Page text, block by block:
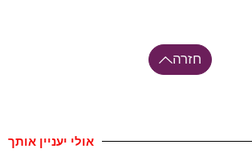
חזרה
אולי יעניין אותך